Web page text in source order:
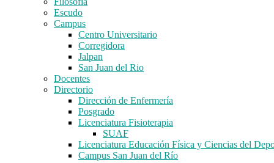
Escudo
Campus
Centro Universitario
Corregidora
Jalpan
San Juan del Rio
Docentes
Directorio
Dirección de Enfermería
Posgrado
Licenciatura Fisioterapia
SUAF
Licenciatura Educación Física y Ciencias del
Campus San Juan del Río